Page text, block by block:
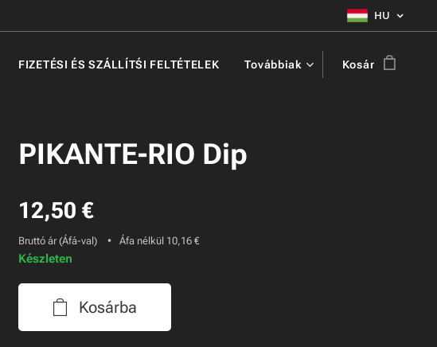
HU
FIZETÉSI ÉS SZÁLLÍTŚI FELTÉTELEK Továbbiak Kosár
PIKANTE-RIO Dip
12,50 €
Bruttó ár (Áfá-val) Áfa nélkül 10,16 €
Készleten
Kosárba